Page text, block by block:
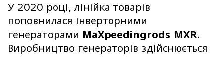
У 2020 році, лінійка товарів
поповнилася інверторними
генераторами MaXpeedingrods MXR.
Виробництво генераторів здійснюється